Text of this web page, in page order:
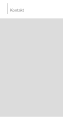
Kontakt